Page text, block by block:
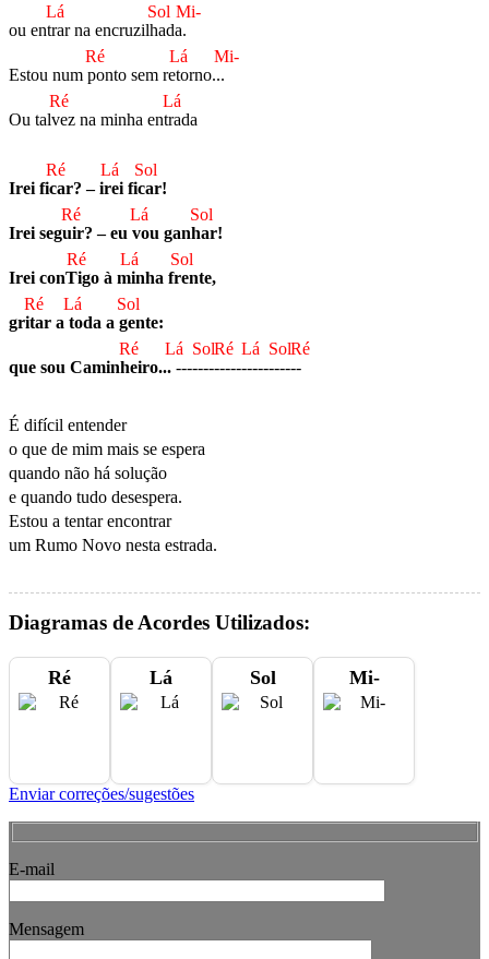
ou entr
Lá
ar na encruzilh
Sol
ada.
Mi-
Estou num p
Ré
onto sem ret
Lá
orno...
Mi-
Ou talv
Ré
ez na minha entr
Lá
ada
Irei fic
Ré
ar? – ir
Lá
ei fic
Sol
ar!
Irei segu
Ré
ir? – eu v
Lá
ou ganh
Sol
ar!
Irei conT
Ré
igo à m
Lá
inha fr
Sol
ente,
grit
Ré
ar a t
Lá
oda a g
Sol
ente:
que sou Caminh
Ré
eiro...
Lá
-----
Sol
----
Ré
-----
Lá
-----
Sol
----
Ré
É difícil entender
o que de mim mais se espera
quando não há solução
e quando tudo desespera.
Estou a tentar encontrar
um Rumo Novo nesta estrada.
Diagramas de Acordes Utilizados:
Ré Lá Sol Mi-
Enviar correções/sugestões
E-mail
Mensagem